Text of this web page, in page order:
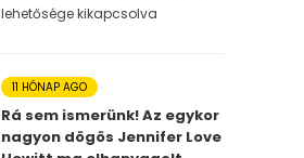
lehetősége kikapcsolva
11 HÓNAP AGO
Rá sem ismerünk! Az egykor
nagyon dögös Jennifer Love